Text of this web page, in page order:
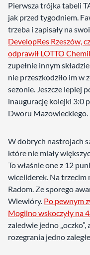
Pierwsza trójka tabeli
jak przed tygodniem.
trzeba i zapisały na
DevelopRes Rzeszów,
odprawił LOTTO
zupełnie innym
nie przeszkodziło im w
sezonie. Jeszcze lepiej
inaugurację kolejki 3:0
Dworu Mazowieckiego.
W dobrych nastrojach
które nie miały
To właśnie one z 12
wiceliderek. Na trzecim
Radom. Ze sporego
Wiewióry. Po pewnym
Mogilno wskoczyły na
zaledwie jedno
rozegrania jedno